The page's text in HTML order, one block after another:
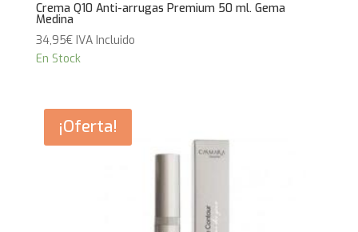
Crema Q10 Anti-arrugas Premium 50 ml. Gema
Medina
34,95€ IVA Incluido
En Stock
¡Oferta!